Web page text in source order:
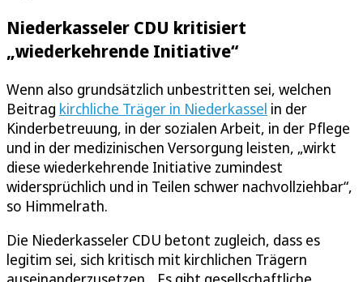
Niederkasseler CDU kritisiert
„wiederkehrende Initiative“
Wenn also grundsätzlich unbestritten sei, welchen
Beitrag kirchliche Träger in Niederkassel in der
Kinderbetreuung, in der sozialen Arbeit, in der Pflege
und in der medizinischen Versorgung leisten, „wirkt
diese wiederkehrende Initiative zumindest
widersprüchlich und in Teilen schwer nachvollziehbar“,
so Himmelrath.
Die Niederkasseler CDU betont zugleich, dass es
legitim sei, sich kritisch mit kirchlichen Trägern